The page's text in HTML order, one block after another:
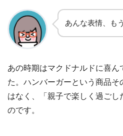
あんな表情、も
あの時期はマクドナルドに喜ん
た。ハンバーガーという商品
はなく、「親子で楽しく過ごし
のです。